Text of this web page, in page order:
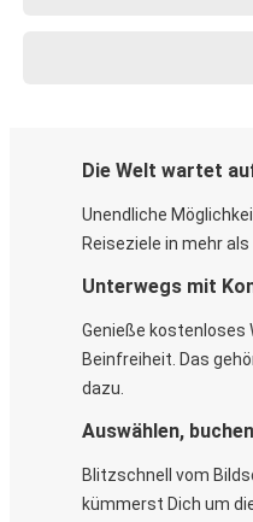
Die Welt wartet
Unendliche
Reiseziele in mehr als
Unterwegs mit
Genieße kostenloses
Beinfreiheit. Das
dazu.
Auswählen,
Blitzschnell vom
kümmerst Dich um